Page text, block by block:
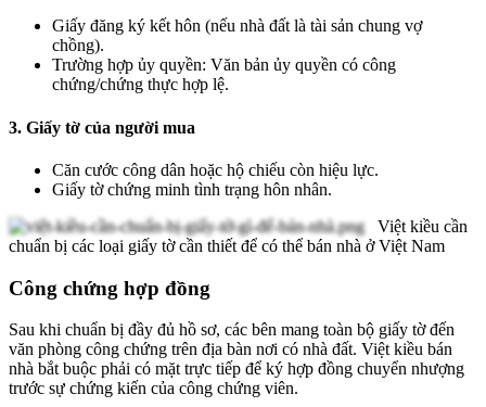
Giấy đăng ký kết hôn (nếu nhà đất là tài sản chung vợ
chồng).
Trường hợp ủy quyền: Văn bản ủy quyền có công
chứng/chứng thực hợp lệ.
3. Giấy tờ của người mua
Căn cước công dân hoặc hộ chiếu còn hiệu lực.
Giấy tờ chứng minh tình trạng hôn nhân.
Việt kiều cần
chuẩn bị các loại giấy tờ cần thiết để có thể bán nhà ở Việt Nam
Công chứng hợp đồng
Sau khi chuẩn bị đầy đủ hồ sơ, các bên mang toàn bộ giấy tờ đến
văn phòng công chứng trên địa bàn nơi có nhà đất. Việt kiều bán
nhà bắt buộc phải có mặt trực tiếp để ký hợp đồng chuyển nhượng
trước sự chứng kiến của công chứng viên.